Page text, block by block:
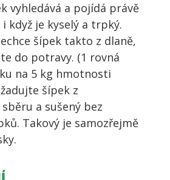
vyhledává a pojídá právě
když je kyselý a trpký.
šípek takto z dlaně,
do potravy. (1 rovná
na 5 kg hmotnosti
šípek z
a sušený bez
Takový je samozřejmě